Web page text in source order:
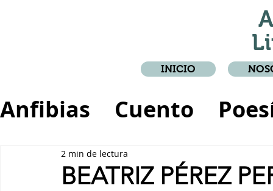
INICIO
Anfibias Cuento
Crónica
Relato
BEATRIZ PÉREZ
2 min de lectura